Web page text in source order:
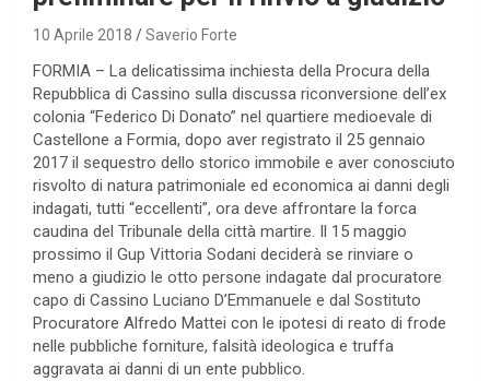
10 Aprile 2018 Saverio Forte
FORMIA – La delicatissima inchiesta della Procura della
Repubblica di Cassino sulla discussa riconversione dell’ex
colonia “Federico Di Donato” nel quartiere medioevale di
Castellone a Formia, dopo aver registrato il 25 gennaio
2017 il sequestro dello storico immobile e aver conosciuto
risvolto di natura patrimoniale ed economica ai danni degli
indagati, tutti “eccellenti”, ora deve affrontare la forca
caudina del Tribunale della città martire. Il 15 maggio
prossimo il Gup Vittoria Sodani deciderà se rinviare o
meno a giudizio le otto persone indagate dal procuratore
capo di Cassino Luciano D’Emmanuele e dal Sostituto
Procuratore Alfredo Mattei con le ipotesi di reato di frode
nelle pubbliche forniture, falsità ideologica e truffa
aggravata ai danni di un ente pubblico.